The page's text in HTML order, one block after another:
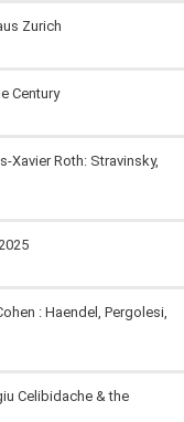
Zurich
Century
Xavier Roth: Stravinsky,
: Haendel, Pergolesi,
Celibidache & the